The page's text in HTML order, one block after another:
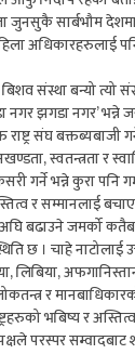
सार्बभौम
संस्था बन्यो
नगर झगडा नगर’
संघ बक्तब्यबाजी
स्वतन्त्रता र
भन्ने कुरा पनि
र सम्मानलाई
बढाउने जमर्को
छ । चाहे
लिबिया,
र
भबिष्य र
परस्पर